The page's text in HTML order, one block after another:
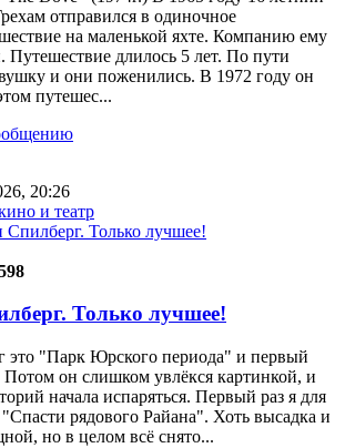
отправился в одиночное
на маленькой яхте. Компанию ему
Путешествие длилось 5 лет. По пути
и они поженились. В 1972 году он
путешес...
20:26
и театр
Спилберг. Только лучшее!
Только лучшее!
это "Парк Юрского периода" и первый
он слишком увлёкся картинкой, и
начала испаряться. Первый раз я для
"Спасти рядового Райана". Хоть высадка и
но в целом всё снято...